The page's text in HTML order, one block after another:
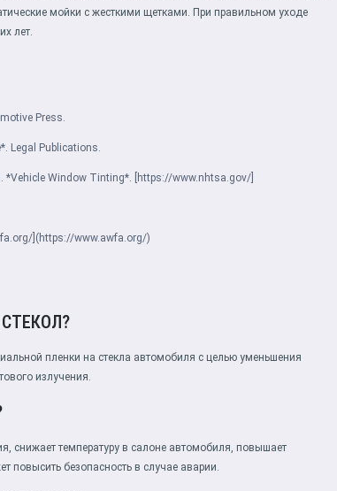
мойки с жесткими щетками. При правильном уходе
лет.
Press.
Legal Publications.
*Vehicle Window Tinting*. [https://www.nhtsa.gov/]
](https://www.awfa.org/)
пленки на стекла автомобиля с целью уменьшения
излучения.
снижает температуру в салоне автомобиля, повышает
повысить безопасность в случае аварии.